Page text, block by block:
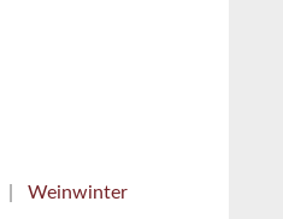
Weinwinter